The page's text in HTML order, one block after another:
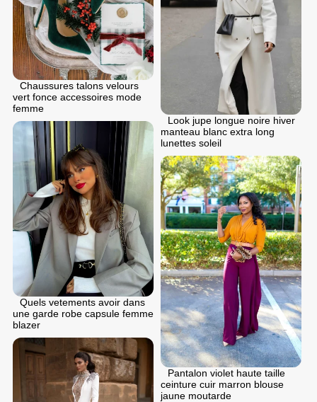
Chaussures talons velours
vert fonce accessoires mode
femme
Look jupe longue noire hiver
manteau blanc extra long
lunettes soleil
Quels vetements avoir dans
une garde robe capsule femme
blazer
Pantalon violet haute taille
ceinture cuir marron blouse
jaune moutarde